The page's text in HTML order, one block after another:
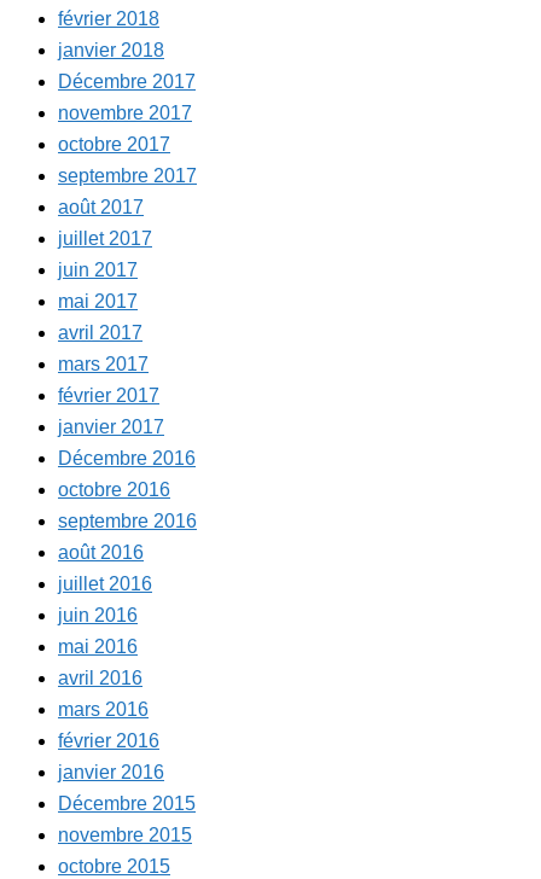
février 2018
janvier 2018
Décembre 2017
novembre 2017
octobre 2017
septembre 2017
août 2017
juillet 2017
juin 2017
mai 2017
avril 2017
mars 2017
février 2017
janvier 2017
Décembre 2016
octobre 2016
septembre 2016
août 2016
juillet 2016
juin 2016
mai 2016
avril 2016
mars 2016
février 2016
janvier 2016
Décembre 2015
novembre 2015
octobre 2015